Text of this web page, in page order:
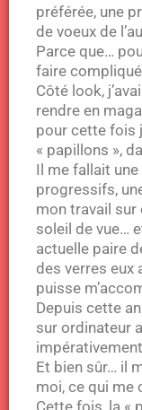
préférée, une
de voeux de
Parce que…
faire
Côté look,
rendre en
pour cette fois
« papillons »,
Il me fallait
progressifs,
mon travail sur
soleil de vue…
actuelle paire
des verres eux
puisse
Depuis cette
sur ordinateur
Et bien sûr… il
moi, ce qui me
Cette fois, la «